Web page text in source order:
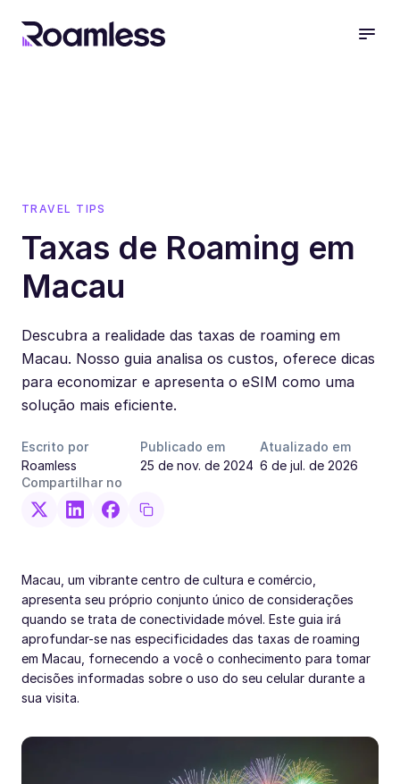
TRAVEL TIPS
Taxas de Roaming em
Macau
Descubra a realidade das taxas de roaming em
Macau. Nosso guia analisa os custos, oferece dicas
para economizar e apresenta o eSIM como uma
solução mais eficiente.
Escrito por
Roamless
Publicado em
25 de nov. de 2024
Atualizado em
6 de jul. de 2026
Compartilhar no
Macau, um vibrante centro de cultura e comércio,
apresenta seu próprio conjunto único de considerações
quando se trata de conectividade móvel. Este guia irá
aprofundar-se nas especificidades das taxas de roaming
em Macau, fornecendo a você o conhecimento para tomar
decisões informadas sobre o uso do seu celular durante a
sua visita.